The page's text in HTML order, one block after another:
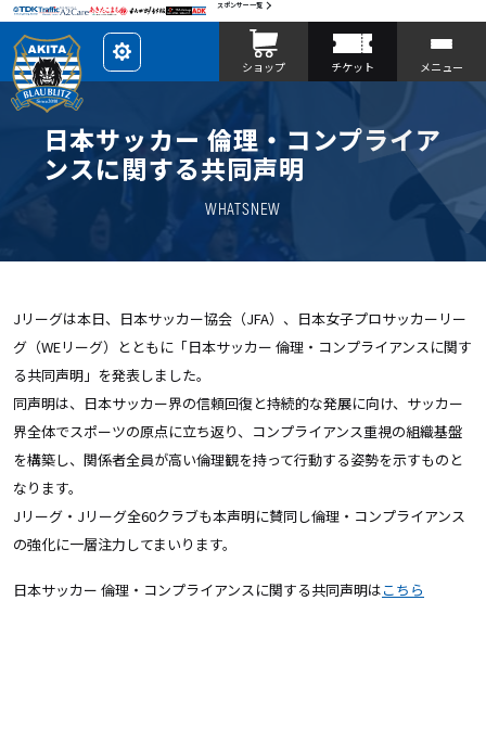
スポンサー一覧
レ
イ
ア
カ
ス
タ
マ
ショップ チケット メニュー
日本サッカー 倫理・コンプライア
ンスに関する共同声明
WHATSNEW
Jリーグは本日、日本サッカー協会（JFA）、 日本女子プロサッカーリー
グ（WEリーグ）とともに「日本サッカー 倫理・コンプライアンスに関す
る共同声明」を発表しました。
同声明は、日本サッカー界の信頼回復と持続的な発展に向け、 サッカー
界全体でスポーツの原点に立ち返り、 コンプライアンス重視の組織基盤
を構築し、 関係者全員が高い倫理観を持って行動する姿勢を示すものと
なります。
Jリーグ・Jリーグ全60クラブも本声明に賛同し倫理・ コンプライアンス
の強化に一層注力してまいります。
日本サッカー 倫理・コンプライアンスに関する共同声明はこちら